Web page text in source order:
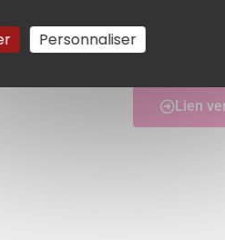
votre générosité pour
et financier.
Lien
Personnaliser